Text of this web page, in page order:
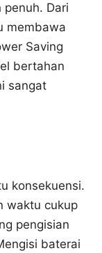
Dari
membawa
Saving
bertahan
sangat
konsekuensi.
waktu cukup
pengisian
baterai